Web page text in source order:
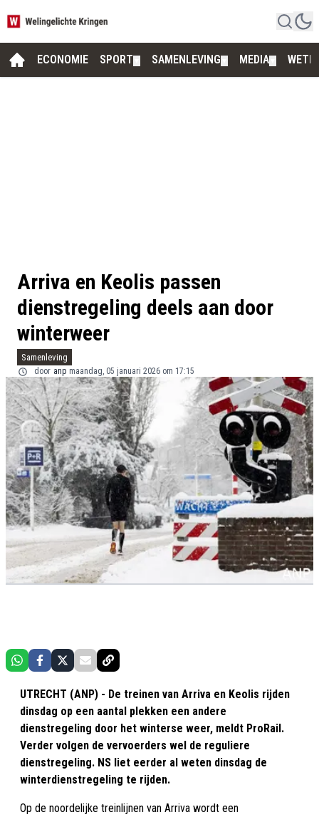
ECONOMIE SPORT SAMENLEVING MEDIA
Arriva en Keolis passen
dienstregeling deels aan door
winterweer
Samenleving
door anp maandag, 05 januari 2026 om 17:15
UTRECHT (ANP) - De treinen van Arriva en Keolis rijden
dinsdag op een aantal plekken een andere
dienstregeling door het winterse weer, meldt ProRail.
Verder volgen de vervoerders wel de reguliere
dienstregeling. NS liet eerder al weten dinsdag de
winterdienstregeling te rijden.
Op de noordelijke treinlijnen van Arriva wordt een